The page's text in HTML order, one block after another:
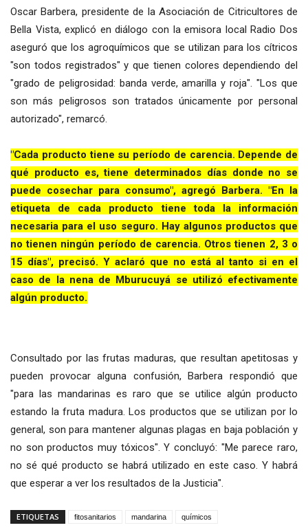
Oscar Barbera, presidente de la Asociación de Citricultores de
Bella Vista, explicó en diálogo con la emisora local Radio Dos
aseguró que los agroquímicos que se utilizan para los cítricos
"son todos registrados" y que tienen colores dependiendo del
"grado de peligrosidad: banda verde, amarilla y roja". "Los que
son más peligrosos son tratados únicamente por personal
autorizado", remarcó.
"Cada producto tiene su período de carencia. Depende de
qué producto es, tiene determinados días donde no se
puede cosechar para consumo", agregó Barbera. "En la
etiqueta de cada producto tiene toda la información
necesaria para el uso seguro. Hay algunos productos que
no tienen ningún período de carencia. Otros tienen 2, 3 o
15 días", precisó. Y aclaró que no está al tanto si en el
caso de la nena de Mburucuyá se utilizó efectivamente
algún producto.
Consultado por las frutas maduras, que resultan apetitosas y
pueden provocar alguna confusión, Barbera respondió que
"para las mandarinas es raro que se utilice algún producto
estando la fruta madura. Los productos que se utilizan por lo
general, son para mantener algunas plagas en baja población y
no son productos muy tóxicos". Y concluyó: "Me parece raro,
no sé qué producto se habrá utilizado en este caso. Y habrá
que esperar a ver los resultados de la Justicia".
ETIQUETAS fitosanitarios mandarina químicos